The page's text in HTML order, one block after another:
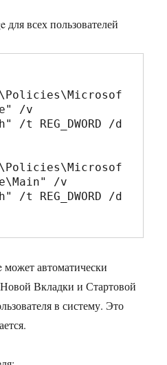
всех пользователей
/v
/t REG_DWORD /d
/v
/t REG_DWORD /d
может автоматически
Вкладки и Стартовой
в систему. Это